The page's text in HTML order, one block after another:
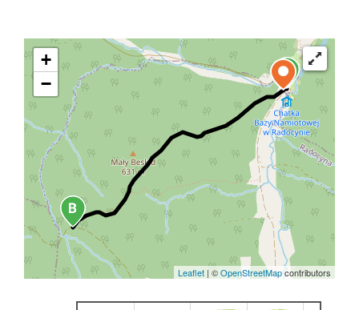
+
−
Leaflet | ©OpenStreetMapcontributors